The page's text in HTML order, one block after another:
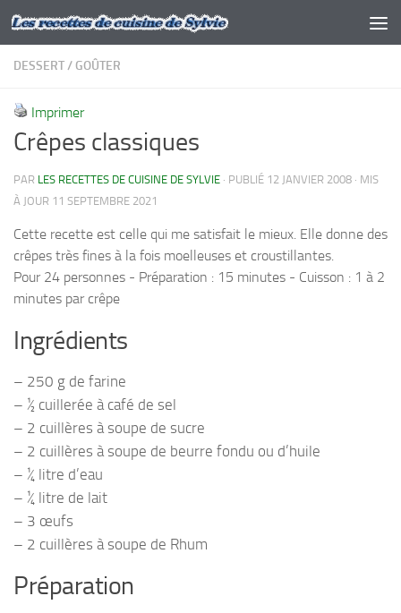
Skip to content
DESSERT/ GOÛTER
Imprimer
Crêpes classiques
PAR LES RECETTES DE CUISINE DE SYLVIE · PUBLIÉ 12 JANVIER 2008 · MIS
À JOUR 11 SEPTEMBRE 2021
Cette recette est celle qui me satisfait le mieux. Elle donne des
crêpes très fines à la fois moelleuses et croustillantes.
Pour 24 personnes - Préparation : 15 minutes - Cuisson : 1 à 2
minutes par crêpe
Ingrédients
– 250 g de farine
– ½ cuillerée à café de sel
– 2 cuillères à soupe de sucre
– 2 cuillères à soupe de beurre fondu ou d’huile
– ¼ litre d’eau
– ¼ litre de lait
– 3 œufs
– 2 cuillères à soupe de Rhum
Préparation